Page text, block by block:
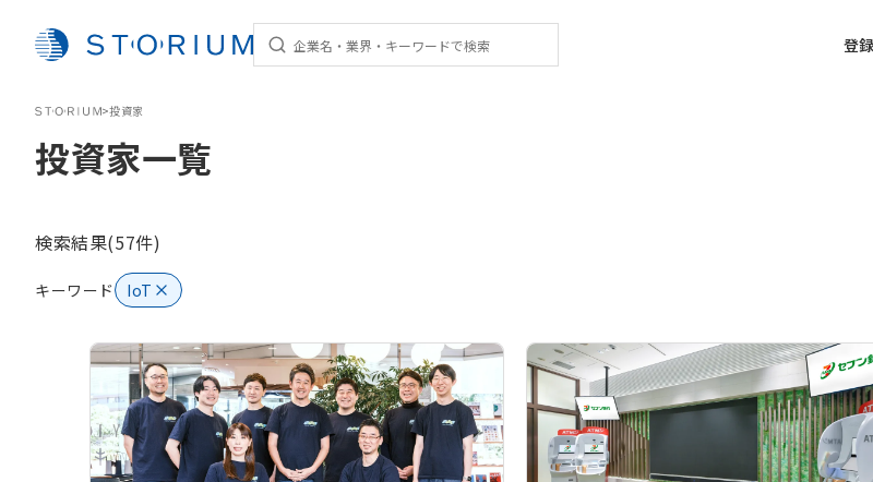
登
>投資家
投資家一覧
検索結果(57件)
キーワード IoT